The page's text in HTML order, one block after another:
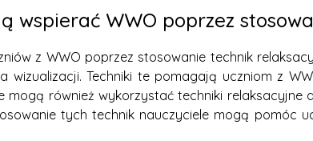
wspierać WWO poprzez
z WWO poprzez stosowanie technik
wizualizacji. Techniki te pomagają uczniom z
mogą również wykorzystać techniki
tych technik nauczyciele mogą pomóc